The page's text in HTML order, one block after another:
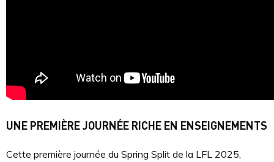
UNE PREMIÈRE JOURNÉE RICHE EN ENSEIGNEMENTS
Cette première journée du Spring Split de la LFL 2025,